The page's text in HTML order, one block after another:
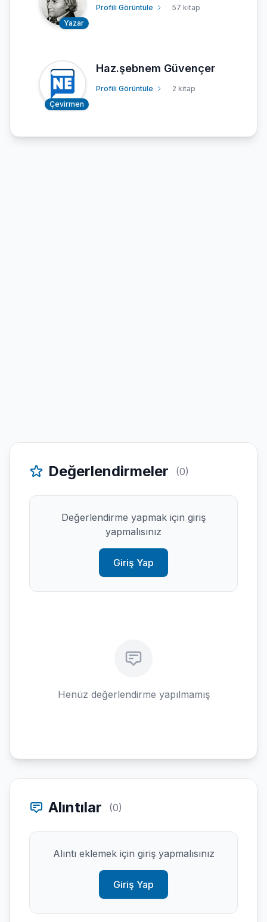
Yazar
Profili Görüntüle 57 kitap
Çevirmen
Haz.şebnem Güvençer
Profili Görüntüle 2 kitap
Değerlendirmeler (0)
Değerlendirme yapmak için giriş
yapmalısınız
Giriş Yap
Henüz değerlendirme yapılmamış
Alıntılar (0)
Alıntı eklemek için giriş yapmalısınız
Giriş Yap